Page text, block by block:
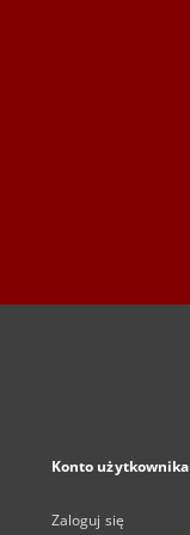
Konto użytkownika
Zaloguj się